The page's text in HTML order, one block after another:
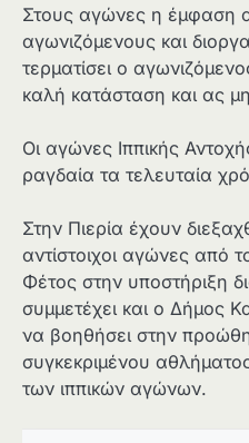
Στους αγώνες η έμφαση
αγωνιζόμενους και
τερματίσει ο
καλή κατάσταση και ας
Οι αγώνες Ιππικής
ραγδαία τα τελευταία
Στην Πιερία έχουν
αντίστοιχοι αγώνες από
Φέτος στην υποστήριξη
συμμετέχει και ο Δήμος
να βοηθήσει στην
συγκεκριμένου
των ιππικών αγώνων.